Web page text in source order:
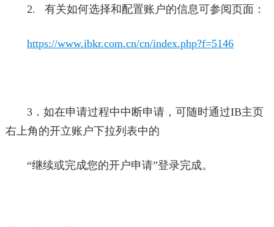
2. 有关如何选择和配置账户的信息可参阅页面：
https://www.ibkr.com.cn/cn/index.php?f=5146
3．如在申请过程中中断申请，可随时通过IB主页
右上角的开立账户下拉列表中的
“继续或完成您的开户申请”登录完成。